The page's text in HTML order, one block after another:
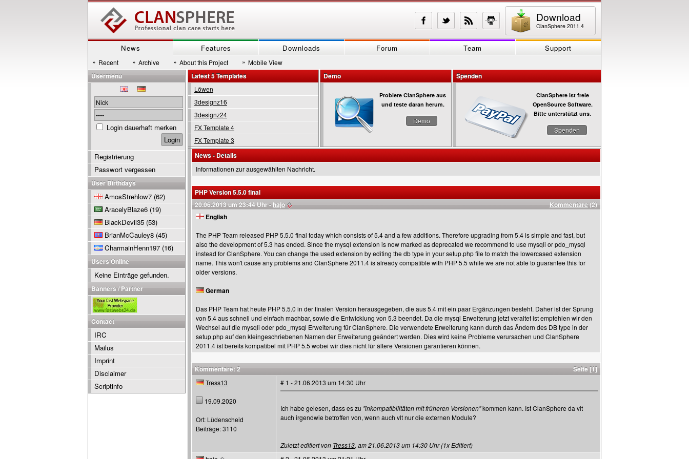
Download
ClanSphere 2011.4
News Features Downloads Forum Team Support
» Recent » Archive » About this Project » Mobile View
Latest 5 Templates
Löwen
3designz16
3designz24
FX Template 4
FX Template 3
Demo
Probiere ClanSphere aus
und teste daran herum.
Demo
Spenden
ClanSphere ist freie
OpenSource Software.
Bitte unterstützt uns.
Spenden
News - Details
Informationen zur ausgewählten Nachricht.
PHP Version 5.5.0 final
20.06.2013 um 23:44 Uhr - hajo Kommentare (2)
English
The PHP Team released PHP 5.5.0 final today which consists of 5.4 and a few additions. Therefore upgrading from 5.4 is simple and fast, but
also the development of 5.3 has ended. Since the mysql extension is now marked as deprecated we recommend to use mysqli or pdo_mysql
instead for ClanSphere. You can change the used extension by editing the db type in your setup.php file to match the lowercased extension
name. This won't cause any problems and ClanSphere 2011.4 is already compatible with PHP 5.5 while we are not able to guarantee this for
older versions.
German
Das PHP Team hat heute PHP 5.5.0 in der finalen Version herausgegeben, die aus 5.4 mit ein paar Ergänzungen besteht. Daher ist der Sprung
von 5.4 aus schnell und einfach machbar, sowie die Entwicklung von 5.3 beendet. Da die mysql Erweiterung jetzt veraltet ist empfehlen wir den
Wechsel auf die mysqli oder pdo_mysql Erweiterung für ClanSphere. Die verwendete Erweiterung kann durch das Ändern des DB type in der
setup.php auf den kleingeschriebenen Namen der Erweiterung geändert werden. Dies wird keine Probleme verursachen und ClanSphere
2011.4 ist bereits kompatibel mit PHP 5.5 wobei wir dies nicht für ältere Versionen garantieren können.
Kommentare: 2 Seite [1]
Tress13
19.09.2020
Ort: Lüdenscheid
Beiträge: 3110
# 1 - 21.06.2013 um 14:30 Uhr
Ich habe gelesen, dass es zu "inkompatibilitäten mit früheren Versionen"kommen kann. Ist ClanSphere da vlt
auch irgendwie betroffen von, wenn auch vlt nur die externen Module?
Zuletzt editiert von Tress13, am 21.06.2013 um 14:30 Uhr (1x Editiert)
Usermenu
Login dauerhaft merken
Registrierung
Passwort vergessen
User Birthdays
AmosStrehlow7 (62)
AracelyBlaze6 (19)
BlackDevil35 (53)
BrianMcCauley8 (45)
CharmainHenn197 (16)
Users Online
Keine Einträge gefunden.
Banners / Partner
Contact
IRC
Mailus
Imprint
Disclaimer
Scriptinfo